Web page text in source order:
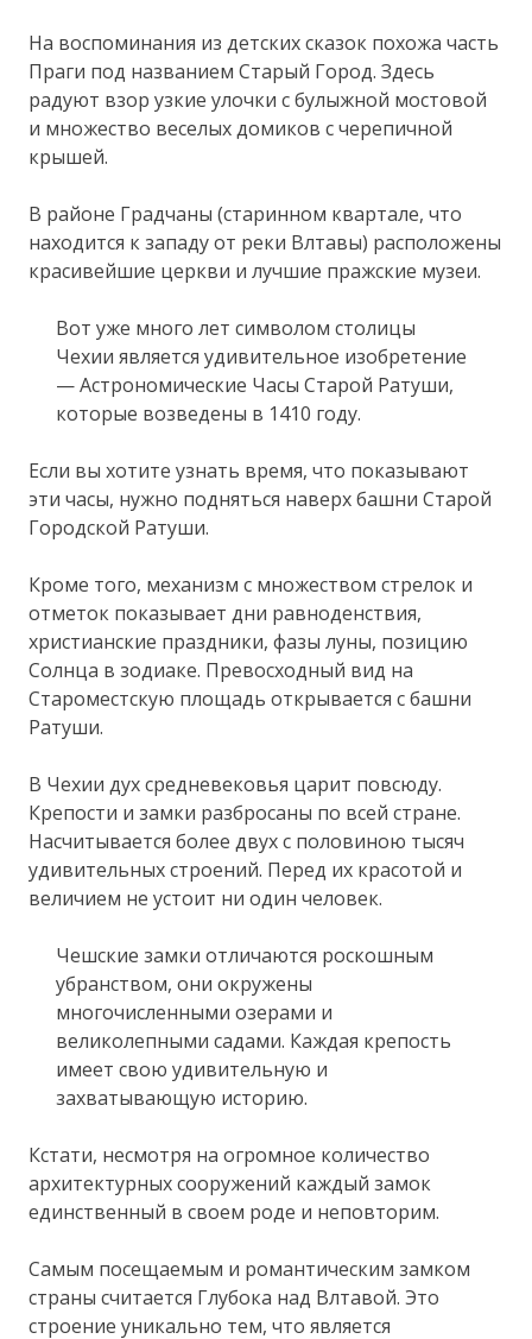
На воспоминания из детских сказок похожа часть
Праги под названием Старый Город. Здесь
радуют взор узкие улочки с булыжной мостовой
и множество веселых домиков с черепичной
крышей.
В районе Градчаны (старинном квартале, что
находится к западу от реки Влтавы) расположены
красивейшие церкви и лучшие пражские музеи.
Вот уже много лет символом столицы
Чехии является удивительное изобретение
— Астрономические Часы Старой Ратуши,
которые возведены в 1410 году.
Если вы хотите узнать время, что показывают
эти часы, нужно подняться наверх башни Старой
Городской Ратуши.
Кроме того, механизм с множеством стрелок и
отметок показывает дни равноденствия,
христианские праздники, фазы луны, позицию
Солнца в зодиаке. Превосходный вид на
Староместскую площадь открывается с башни
Ратуши.
В Чехии дух средневековья царит повсюду.
Крепости и замки разбросаны по всей стране.
Насчитывается более двух с половиною тысяч
удивительных строений. Перед их красотой и
величием не устоит ни один человек.
Чешские замки отличаются роскошным
убранством, они окружены
многочисленными озерами и
великолепными садами. Каждая крепость
имеет свою удивительную и
захватывающую историю.
Кстати, несмотря на огромное количество
архитектурных сооружений каждый замок
единственный в своем роде и неповторим.
Самым посещаемым и романтическим замком
страны считается Глубока над Влтавой. Это
строение уникально тем, что является